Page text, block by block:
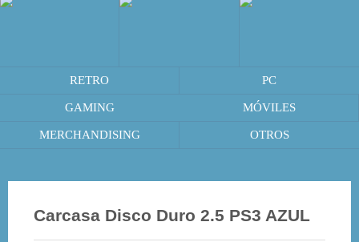
RETRO PC
GAMING MÓVILES
MERCHANDISING OTROS
Carcasa Disco Duro 2.5 PS3 AZUL